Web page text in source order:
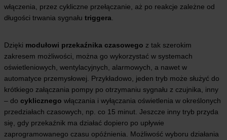
włączenia, przez cykliczne przełączanie, aż po reakcje zależne od
długości trwania sygnału triggera
Dzięki modułowi przekaźnika czasowego z tak szerokim
zakresem możliwości, można go wykorzystać w systemach
oświetleniowych, wentylacyjnych, alarmowych, a nawet w
automatyce przemysłowej. Przykładowo, jeden tryb może służyć do
krótkiego załączania pompy po otrzymaniu sygnału z czujnika, inny
– do cyklicznego włączania i wyłączania oświetlenia w określonych
przedziałach czasowych, np. co 15 minut. Jeszcze inny tryb przyda
się, gdy przekaźnik ma działać dopiero po upływie
zaprogramowanego czasu opóźnienia. Możliwość wyboru działania